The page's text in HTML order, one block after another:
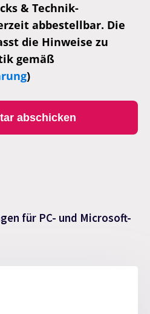
& Technik-
abbestellbar. Die
die Hinweise zu
gemäß
)
für PC- und Microsoft-